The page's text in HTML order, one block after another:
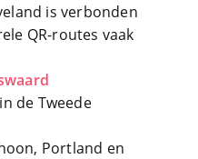
is verbonden
QR-routes vaak
de Tweede
Portland en